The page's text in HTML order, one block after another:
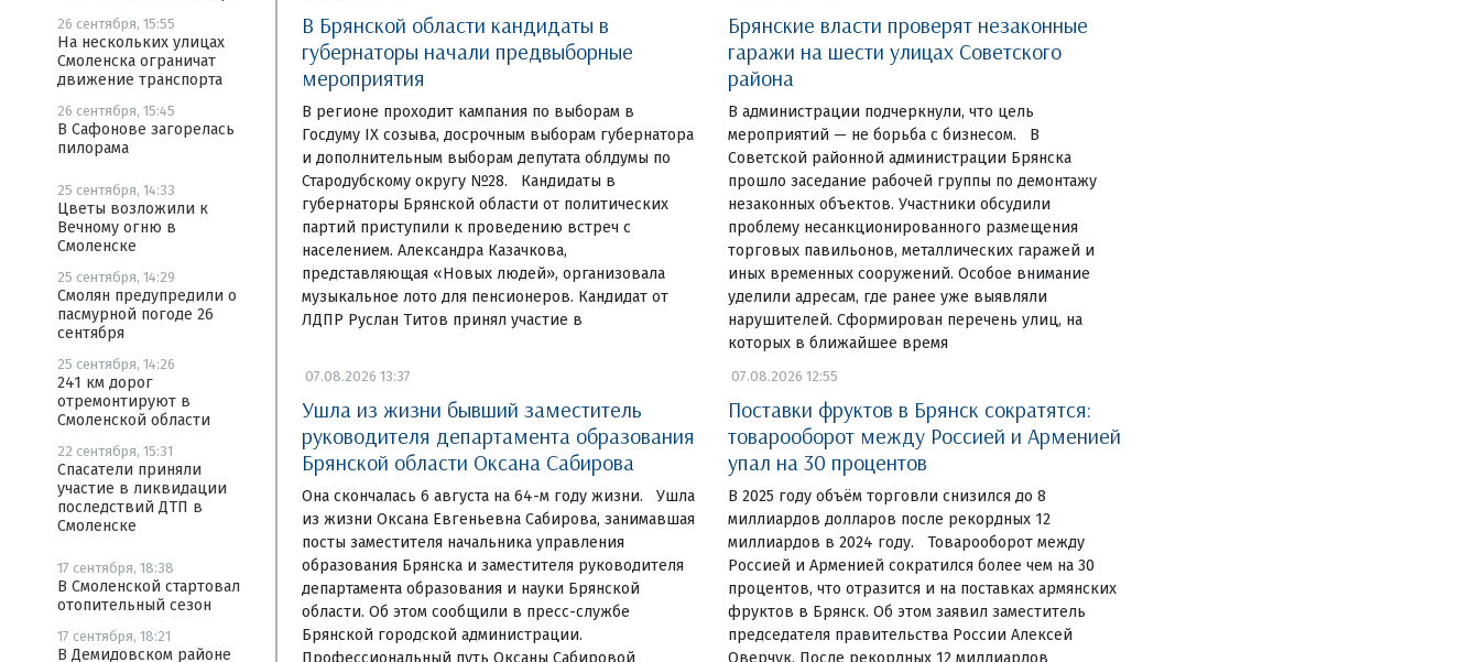
26 сентября, 15:55
На нескольких улицах
Смоленска ограничат
движение транспорта
26 сентября, 15:45
В Сафонове загорелась
пилорама
25 сентября, 14:33
Цветы возложили к
Вечному огню в
Смоленске
25 сентября, 14:29
Смолян предупредили о
пасмурной погоде 26
сентября
25 сентября, 14:26
241 км дорог
отремонтируют в
Смоленской области
22 сентября, 15:31
Спасатели приняли
участие в ликвидации
последствий ДТП в
Смоленске
17 сентября, 18:38
В Смоленской стартовал
отопительный сезон
17 сентября, 18:21
В Демидовском районе
В Брянской области кандидаты в
губернаторы начали предвыборные
мероприятия
В регионе проходит кампания по выборам в
Госдуму IX созыва, досрочным выборам губернатора
и дополнительным выборам депутата облдумы по
Стародубскому округу №28. Кандидаты в
губернаторы Брянской области от политических
партий приступили к проведению встреч с
населением. Александра Казачкова,
представляющая «Новых людей», организовала
музыкальное лото для пенсионеров. Кандидат от
ЛДПР Руслан Титов принял участие в
Брянские власти проверят незаконные
гаражи на шести улицах Советского
района
В администрации подчеркнули, что цель
мероприятий — не борьба с бизнесом. В
Советской районной администрации Брянска
прошло заседание рабочей группы по демонтажу
незаконных объектов. Участники обсудили
проблему несанкционированного размещения
торговых павильонов, металлических гаражей и
иных временных сооружений. Особое внимание
уделили адресам, где ранее уже выявляли
нарушителей. Сформирован перечень улиц, на
которых в ближайшее время
07.08.2026 13:37
Ушла из жизни бывший заместитель
руководителя департамента образования
Брянской области Оксана Сабирова
Она скончалась 6 августа на 64-м году жизни. Ушла
из жизни Оксана Евгеньевна Сабирова, занимавшая
посты заместителя начальника управления
образования Брянска и заместителя руководителя
департамента образования и науки Брянской
области. Об этом сообщили в пресс-службе
Брянской городской администрации.
Профессиональный путь Оксаны Сабировой
07.08.2026 12:55
Поставки фруктов в Брянск сократятся:
товарооборот между Россией и Арменией
упал на 30 процентов
В 2025 году объём торговли снизился до 8
миллиардов долларов после рекордных 12
миллиардов в 2024 году. Товарооборот между
Россией и Арменией сократился более чем на 30
процентов, что отразится и на поставках армянских
фруктов в Брянск. Об этом заявил заместитель
председателя правительства России Алексей
Оверчук. После рекордных 12 миллиардов